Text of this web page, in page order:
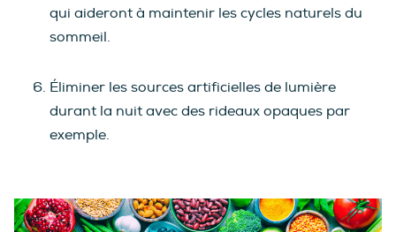
qui aideront à maintenir les cycles naturels du
sommeil.
Éliminer les sources artificielles de lumière
durant la nuit avec des rideaux opaques par
exemple.